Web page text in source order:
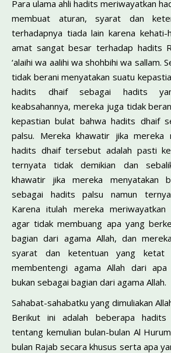
Para ulama ahli hadits meriwayatkan
membuat aturan, syarat dan
terhadapnya tiada lain karena kehati-
amat sangat besar terhadap hadits
‘alaihi wa aalihi wa shohbihi wa sallam.
tidak berani menyatakan suatu
hadits dhaif sebagai hadits
keabsahannya, mereka juga tidak
kepastian bulat bahwa hadits dhaif
palsu. Mereka khawatir jika mereka
hadits dhaif tersebut adalah pasti
ternyata tidak demikian dan
khawatir jika mereka menyatakan
sebagai hadits palsu namun
Karena itulah mereka
agar tidak membuang apa yang
bagian dari agama Allah, dan
syarat dan ketentuan yang ketat
membentengi agama Allah dari apa
bukan sebagai bagian dari agama Allah.
Sahabat-sahabatku yang dimuliakan
Berikut ini adalah beberapa hadits
tentang kemulian bulan-bulan Al
bulan Rajab secara khusus serta apa